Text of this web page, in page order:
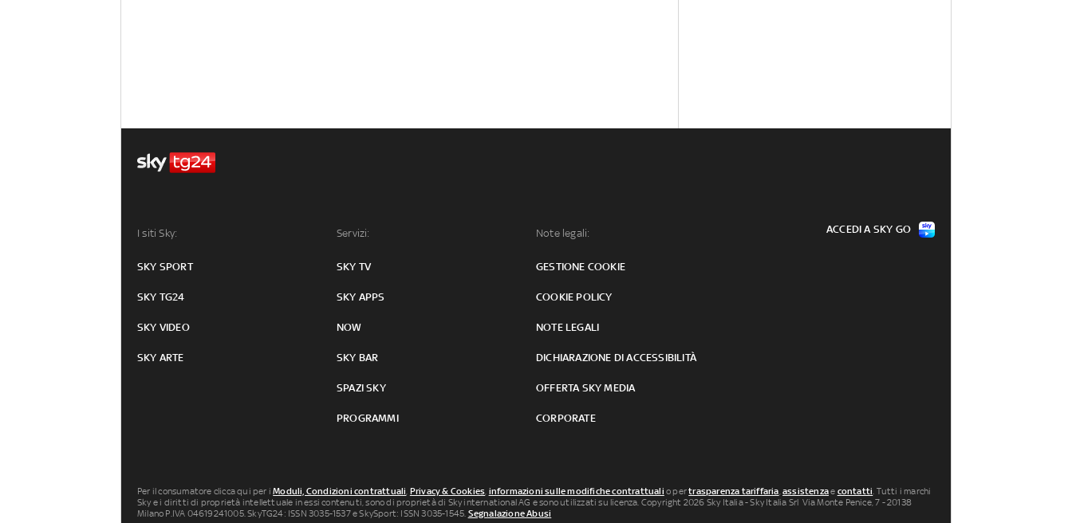
I siti Sky:
SKY SPORT
SKY TG24
SKY VIDEO
SKY ARTE
Servizi:
SKY TV
SKY APPS
NOW
SKY BAR
SPAZI SKY
PROGRAMMI
Note legali:
GESTIONE COOKIE
COOKIE POLICY
NOTE LEGALI
DICHIARAZIONE DI ACCESSIBILITÀ
OFFERTA SKY MEDIA
CORPORATE
ACCEDI A SKY GO
Per il consumatore clicca qui per iModuli, Condizioni contrattuali, Privacy & Cookies, informazioni sulle modifiche contrattuali o pertrasparenza tariffaria,assistenzae contatti. Tutti i marchi
Sky e i diritti di proprietà intellettuale in essi contenuti, sono di proprietà di Sky international AG e sono utilizzati su licenza. Copyright 2026 Sky Italia - Sky Italia Srl Via Monte Penice, 7 - 20138
Milano P.IVA 04619241005. SkyTG24: ISSN 3035-1537 e SkySport: ISSN 3035-1545. Segnalazione Abusi